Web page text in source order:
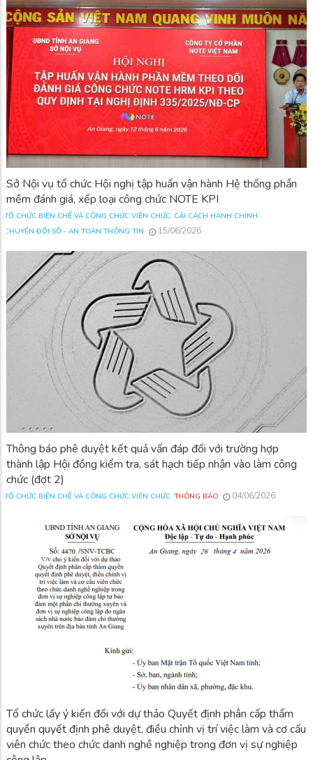
Sở Nội vụ tổ chức Hội nghị tập huấn vận hành Hệ thống phần
mềm đánh giá, xếp loại công chức NOTE KPI
TỔ CHỨC BIÊN CHẾ VÀ CÔNG CHỨC VIÊN CHỨC CẢI CÁCH HÀNH CHÍNH
CHUYỂN ĐỔI SỐ - AN TOÀN THÔNG TIN
15/06/2026
Thông báo phê duyệt kết quả vấn đáp đối với trường hợp
thành lập Hội đồng kiểm tra, sát hạch tiếp nhận vào làm công
chức (đợt 2)
TỔ CHỨC BIÊN CHẾ VÀ CÔNG CHỨC VIÊN CHỨC THÔNG BÁO 04/06/2026
Tổ chức lấy ý kiến đối với dự thảo Quyết định phân cấp thẩm
quyền quyết định phê duyệt, điều chỉnh vị trí việc làm và cơ cấu
viên chức theo chức danh nghề nghiệp trong đơn vị sự nghiệp